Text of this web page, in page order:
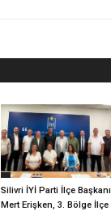
Silivri İYİ Parti İlçe Başkanı
Mert Erişken, 3. Bölge İlçe